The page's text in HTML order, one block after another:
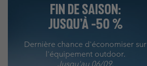
FIN DE SAISON:
JUSQU’À -50 %
Dernière chance d'économiser sur
l'équipement outdoor.
Jusqu'au 06/09.